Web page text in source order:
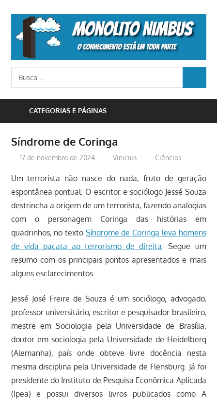
content
o
conhecimento
Busca
para:
CATEGORIAS E PÁGINAS
Síndrome de Coringa
17 de novembro de 2024 Vinicius Ciências
Um terrorista não nasce do nada, fruto de geração
espontânea pontual. O escritor e sociólogo Jessé Souza
destrincha a origem de um terrorista, fazendo analogias
com o personagem Coringa das histórias em
quadrinhos, no texto Síndrome de Coringa leva homens
de vida pacata ao terrorismo de direita. Segue um
resumo com os principais pontos apresentados e mais
alguns esclarecimentos.
Jessé José Freire de Souza é um sociólogo, advogado,
professor universitário, escritor e pesquisador brasileiro,
mestre em Sociologia pela Universidade de Brasília,
doutor em sociologia pela Universidade de Heidelberg
(Alemanha), país onde obteve livre docência nesta
mesma disciplina pela Universidade de Flensburg. Já foi
presidente do Instituto de Pesquisa Econômica Aplicada
(Ipea) e possui diversos livros publicados como A